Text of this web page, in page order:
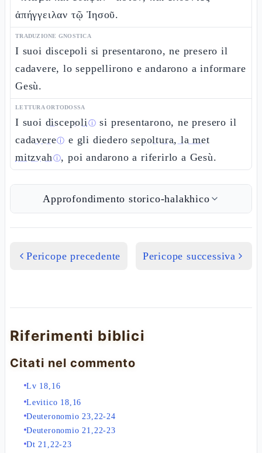
ἀπήγγειλαν τῷ Ἰησοῦ.
TRADUZIONE GNOSTICA
I suoi discepoli si presentarono, ne presero il
cadavere, lo seppellirono e andarono a informare
Gesù.
LETTURA ORTODOSSA
I suoi discepoliⓘ si presentarono, ne presero il
cadavereⓘ e gli diederosepoltura, la met
mitzvahⓘ, poi andarono a riferirlo a Gesù.
Approfondimento storico-halakhico
Pericope precedente Pericope successiva
Riferimenti biblici
Citati nel commento
Lv 18,16
Levitico 18,16
Deuteronomio 23,22-24
Deuteronomio 21,22-23
Dt 21,22-23